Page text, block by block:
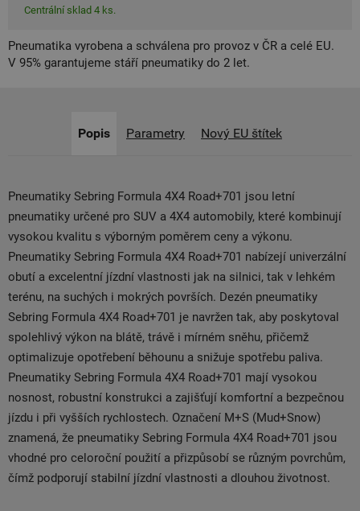
Centrální sklad 4 ks.
Pneumatika vyrobena a schválena pro provoz v ČR a celé EU.
V 95% garantujeme stáří pneumatiky do 2 let.
Popis Parametry Nový EU štítek
Pneumatiky Sebring Formula 4X4 Road+701 jsou letní
pneumatiky určené pro SUV a 4X4 automobily, které kombinují
vysokou kvalitu s výborným poměrem ceny a výkonu.
Pneumatiky Sebring Formula 4X4 Road+701 nabízejí univerzální
obutí a excelentní jízdní vlastnosti jak na silnici, tak v lehkém
terénu, na suchých i mokrých površích. Dezén pneumatiky
Sebring Formula 4X4 Road+701 je navržen tak, aby poskytoval
spolehlivý výkon na blátě, trávě i mírném sněhu, přičemž
optimalizuje opotřebení běhounu a snižuje spotřebu paliva.
Pneumatiky Sebring Formula 4X4 Road+701 mají vysokou
nosnost, robustní konstrukci a zajišťují komfortní a bezpečnou
jízdu i při vyšších rychlostech. Označení M+S (Mud+Snow)
znamená, že pneumatiky Sebring Formula 4X4 Road+701 jsou
vhodné pro celoroční použití a přizpůsobí se různým povrchům,
čímž podporují stabilní jízdní vlastnosti a dlouhou životnost.